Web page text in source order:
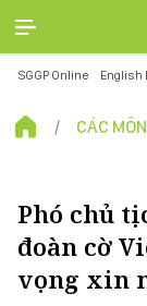
SGGP Online English
CÁC
Phó chủ
đoàn cờ
vọng xin